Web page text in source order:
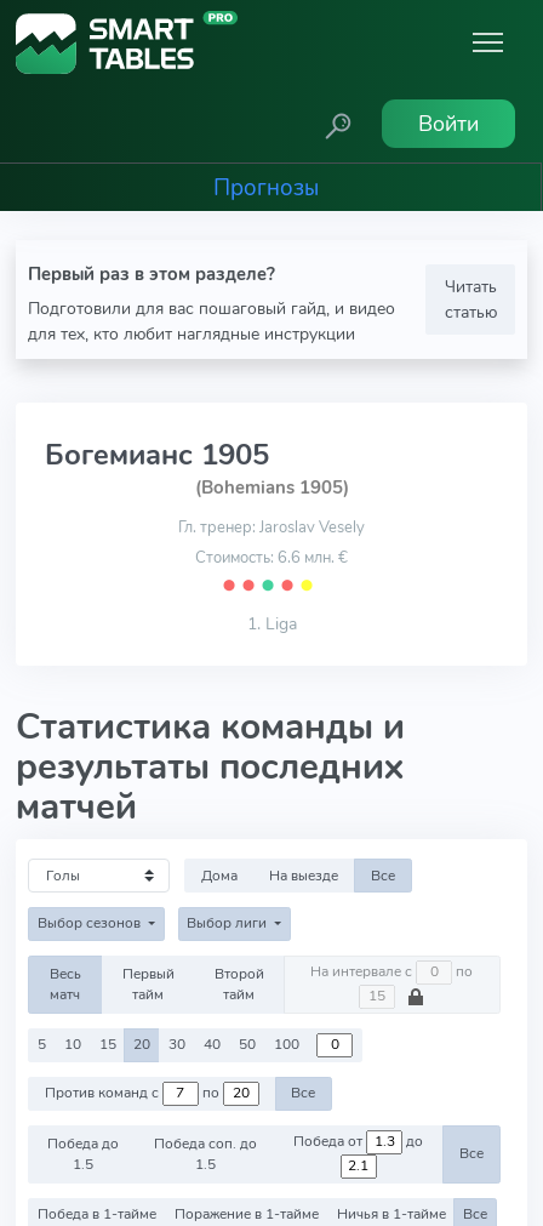
Войти
Прогнозы
Первый раз в этом разделе?
Подготовили для вас пошаговый гайд, и видео
для тех, кто любит наглядные инструкции
Читать
статью
Богемианс 1905
(Bohemians 1905)
Гл. тренер: Jaroslav Vesely
Стоимость: 6.6 млн. €
⬤ ⬤ ⬤ ⬤ ⬤
1. Liga
Статистика команды и
результаты последних
матчей
Дома На выезде Все
Выбор сезонов Выбор лиги
Весь
матч
Первый
тайм
Второй
тайм
На интервале с по
5 10 15 20 30 40 50 100
Против команд с по Все
Победа до
1.5
Победа соп. до
1.5
Победа от до
Все
Победа в 1-тайме Поражение в 1-тайме Ничья в 1-тайме Все